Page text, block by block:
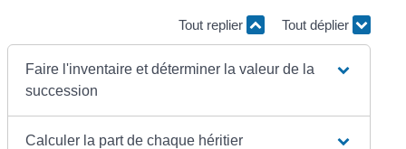
Tout replier Tout déplier
Faire l'inventaire et déterminer la valeur de la
succession
Calculer la part de chaque héritier